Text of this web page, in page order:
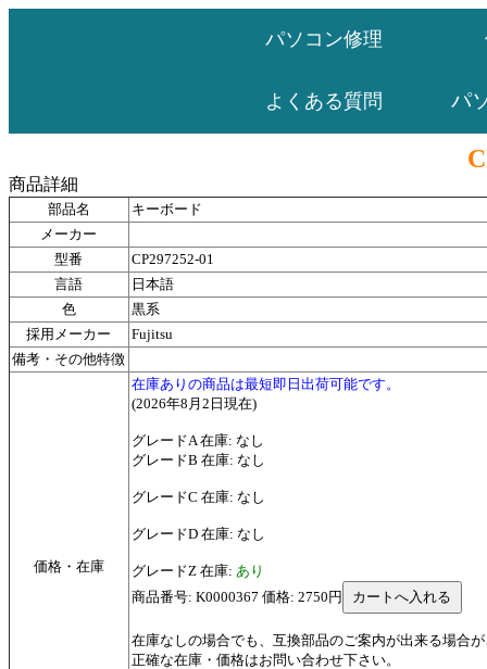
パソコン修理
よくある質問 パ
商品詳細
部品名
キーボード
メーカー
型番
CP297252-01
言語
日本語
色
黒系
採用メーカー
Fujitsu
備考・その他特徴
価格・在庫
在庫ありの商品は最短即日出荷可能です。
(2026年8月2日現在)
グレードA 在庫: なし
グレードB 在庫: なし
グレードC 在庫: なし
グレードD 在庫: なし
グレードZ 在庫: あり
商品番号: K0000367 価格: 2750円
在庫なしの場合でも、互換部品のご案内が出来る場合
正確な在庫・価格はお問い合わせ下さい。